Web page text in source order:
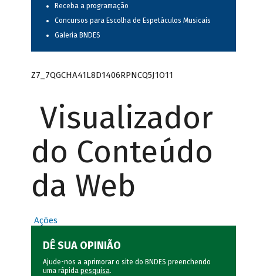
Receba a programação
Concursos para Escolha de Espetáculos Musicais
Galeria BNDES
Z7_7QGCHA41L8D1406RPNCQ5J1O11
Visualizador
do Conteúdo
da Web
Ações
DÊ SUA OPINIÃO
Ajude-nos a aprimorar o site do BNDES preenchendo
uma rápida pesquisa.